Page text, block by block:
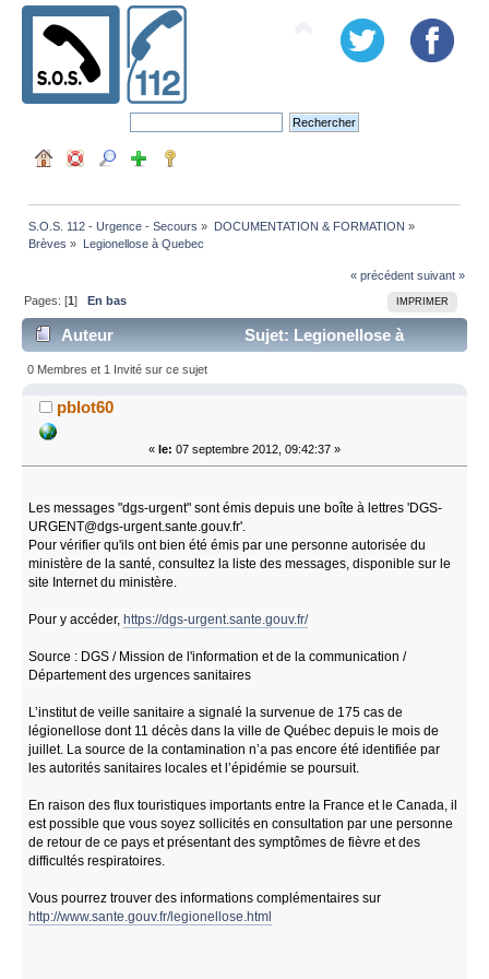
S.O.S. 112 - Urgence - Secours » DOCUMENTATION & FORMATION »
Brèves » Legionellose à Quebec
« précédent suivant »
IMPRIMER
Pages: [1]En bas
Auteur
Sujet: Legionellose à
Quebec (Lu 4594 fois)
0 Membres et 1 Invité sur ce sujet
pblot60
« le: 07 septembre 2012, 09:42:37 »
Les messages "dgs-urgent" sont émis depuis une boîte à lettres 'DGS-
URGENT@dgs-urgent.sante.gouv.fr'.
Pour vérifier qu'ils ont bien été émis par une personne autorisée du
ministère de la santé, consultez la liste des messages, disponible sur le
site Internet du ministère.
Pour y accéder,https://dgs-urgent.sante.gouv.fr/
Source : DGS / Mission de l'information et de la communication /
Département des urgences sanitaires
L’institut de veille sanitaire a signalé la survenue de 175 cas de
légionellose dont 11 décès dans la ville de Québec depuis le mois de
juillet. La source de la contamination n’a pas encore été identifiée par
les autorités sanitaires locales et l’épidémie se poursuit.
En raison des flux touristiques importants entre la France et le Canada, il
est possible que vous soyez sollicités en consultation par une personne
de retour de ce pays et présentant des symptômes de fièvre et des
difficultés respiratoires.
Vous pourrez trouver des informations complémentaires sur
http://www.sante.gouv.fr/legionellose.html